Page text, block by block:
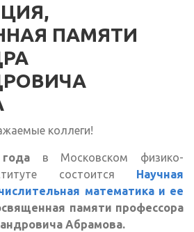
ПАМЯТИ
коллеги!
в Московском физико-
состоится Научная
математика и ее
ссылка)памяти профессора
Абрамова.